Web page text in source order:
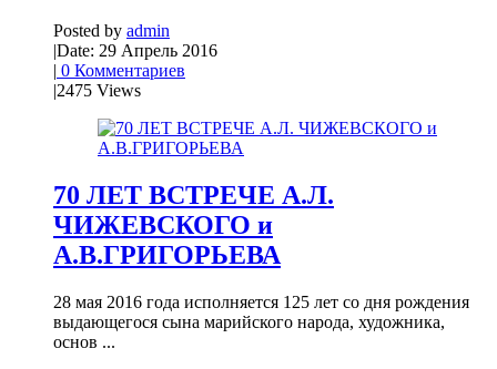
Posted by admin
|Date: 29 Апрель 2016
| 0 Комментариев
|2475 Views
70 ЛЕТ ВСТРЕЧЕ А.Л.
ЧИЖЕВСКОГО и
А.В.ГРИГОРЬЕВА
28 мая 2016 года исполняется 125 лет со дня рождения
выдающегося сына марийского народа, художника,
основ ...